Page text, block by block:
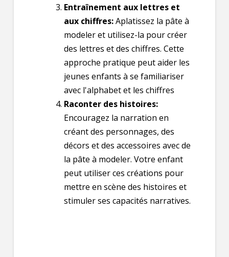
Entraînement aux lettres et
aux chiffres:Aplatissez la pâte à
modeler et utilisez-la pour créer
des lettres et des chiffres. Cette
approche pratique peut aider les
jeunes enfants à se familiariser
avec l'alphabet et les chiffres
Raconter des histoires:
Encouragez la narration en
créant des personnages, des
décors et des accessoires avec de
la pâte à modeler. Votre enfant
peut utiliser ces créations pour
mettre en scène des histoires et
stimuler ses capacités narratives.